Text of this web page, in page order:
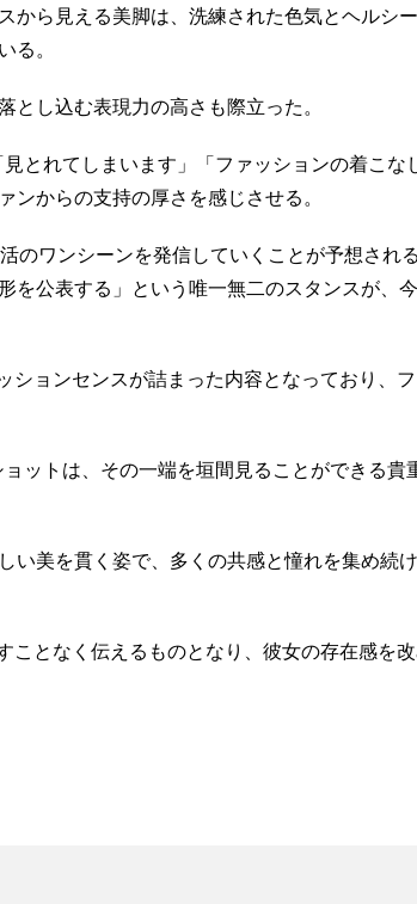
から見える美脚は、洗練された色気とヘルシ
る。
とし込む表現力の高さも際立った。
とれてしまいます」「ファッションの着こな
ンからの支持の厚さを感じさせる。
のワンシーンを発信していくことが予想され
を公表する」という唯一無二のスタンスが、
ョンセンスが詰まった内容となっており、
ットは、その一端を垣間見ることができる貴
い美を貫く姿で、多くの共感と憧れを集め続
となく伝えるものとなり、彼女の存在感を